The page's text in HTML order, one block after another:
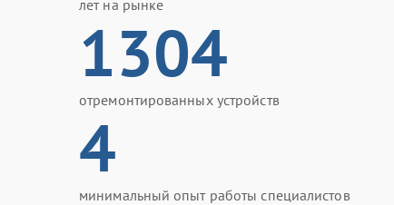
лет на рынке
1304
отремонтированных устройств
4
минимальный опыт работы специалистов